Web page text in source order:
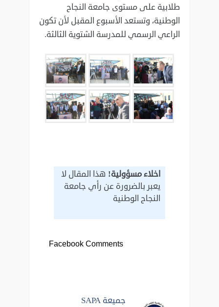
طلابية على مستوى جامعة النجاح
الوطنية، وتستعد الأسبوع المقبل لأن تكون
الراعي الرسمي للمدرسة الشتوية الثالثة.
اخلاء مسؤولية! هذا المقال لا
يعبر بالضرورة عن رأي جامعة
النجاح الوطنية
Facebook Comments
جميعة SAPA